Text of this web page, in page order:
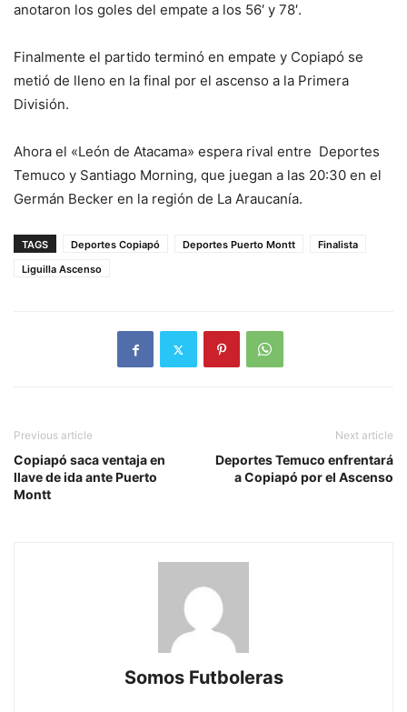
anotaron los goles del empate a los 56′ y 78′.
Finalmente el partido terminó en empate y Copiapó se
metió de lleno en la final por el ascenso a la Primera
División.
Ahora el «León de Atacama» espera rival entre Deportes
Temuco y Santiago Morning, que juegan a las 20:30 en el
Germán Becker en la región de La Araucanía.
TAGS Deportes Copiapó Deportes Puerto Montt
Finalista
Liguilla Ascenso
Previous article
Copiapó saca ventaja en
llave de ida ante Puerto
Montt
Next article
Deportes Temuco enfrentará
a Copiapó por el Ascenso
Somos Futboleras